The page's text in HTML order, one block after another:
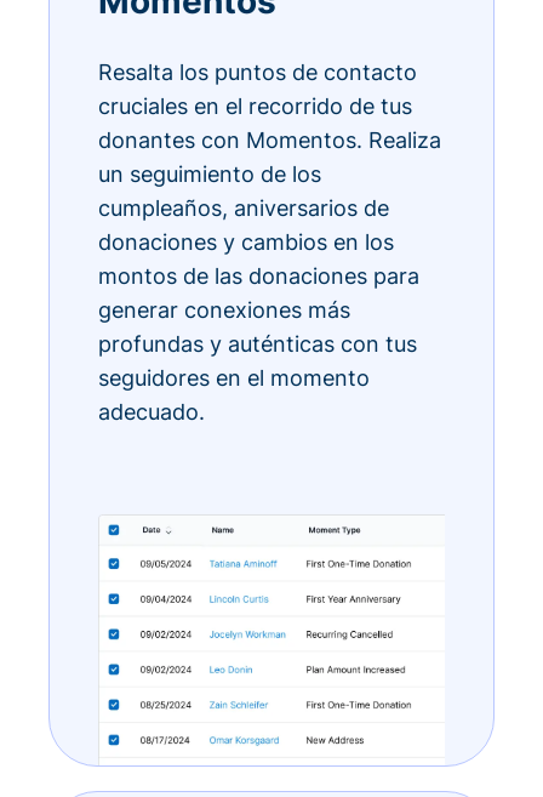
Resalta los puntos de contacto
cruciales en el recorrido de tus
donantes con Momentos. Realiza
un seguimiento de los
cumpleaños, aniversarios de
donaciones y cambios en los
montos de las donaciones para
generar conexiones más
profundas y auténticas con tus
seguidores en el momento
adecuado.